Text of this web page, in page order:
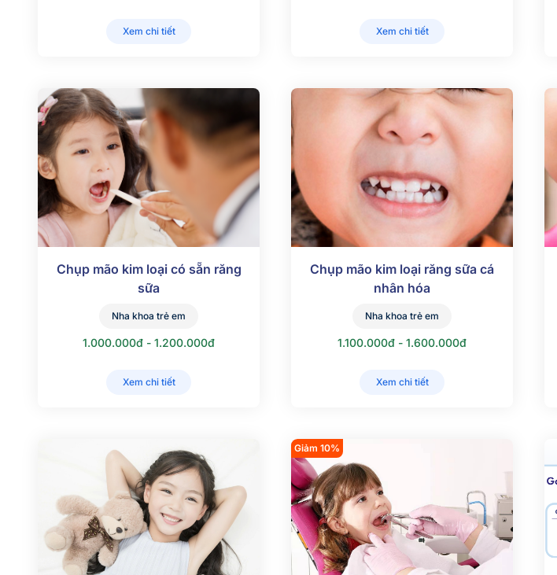
Xem chi tiết Xem chi tiết
Chụp mão kim loại có sẵn răng
sữa
Nha khoa trẻ em
1.000.000đ - 1.200.000đ
Xem chi tiết
Chụp mão kim loại răng sữa cá
nhân hóa
Nha khoa trẻ em
1.100.000đ - 1.600.000đ
Xem chi tiết
Giảm 10%